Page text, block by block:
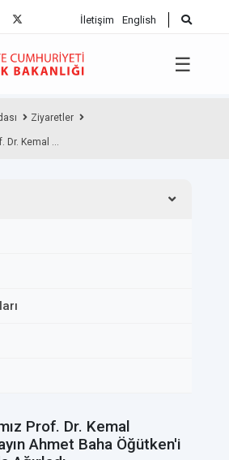
İletişim English
☰
Ziyaretler
Dr. Kemal ...
Prof. Dr. Kemal
Ahmet Baha Öğütken'i